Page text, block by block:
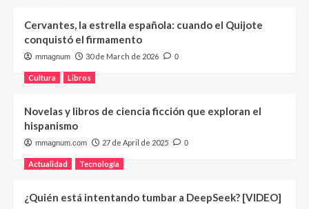
Cervantes, la estrella española: cuando el Quijote
conquistó el firmamento
mmagnum 30 de March de 2026 0
Cultura Libros
Novelas y libros de ciencia ficción que exploran el
hispanismo
mmagnum.com 27 de April de 2025 0
Actualidad Tecnología
¿Quién está intentando tumbar a DeepSeek? [VIDEO]